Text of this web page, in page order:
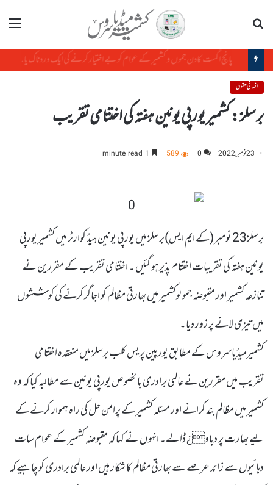
مینو
پانچ اگست کادن جموں و کشمیر کے عوام کو بے اختیار کرنے کی ایک دردناک یاد دہانی ہے: میرواعظ عمر فاروق
انسانی حقوق
برسلز : کشمیر یورپی یونین ہفتہ کی اختتامی تقریب
23 نومبر, 2022 0
589
برسلز23 نومبر (کے ایم ایس)برسلز میں یورپی یونین ہیڈ کوارٹر میں کشمیر یورپی
یونین ہفتہ کی تقریبات اختتام پذیر ہو گئیں ۔ اختتامی تقریب کے مقررین نے
تنازعہ کشمیر اور مقبوضہ جموںوکشمیر میں بھارتی مظالم کو اجاگر کرنے کی کوششوں
میں تیزی لانے پر زور دیا۔
کشمیرمیڈیاسروس کے مطابق یورپین پریس کلب برسلز میں منعقدہ اختتامی
تقریب میں مقررین نے عالمی برادری بالخصوص یورپی یونین سے مطالبہ کیا کہ وہ
کشمیر میں مظالم بند کرانے اور مسئلہ کشمیر کے پرامن حل کی راہ ہموار کرنے کے
لیے بھارت پر دباو¿ ڈالے۔ انہوں نے کہا کہ مقبوضہ کشمیر کے عوام سات
دہائیوں سے زائد عرصے سے بھارتی مظالم کا شکار ہیں اور عالمی برادری کو چاہیے کہ